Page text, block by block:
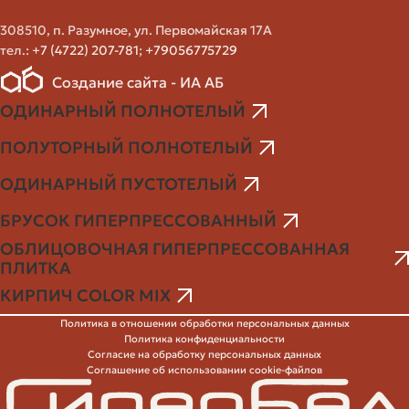
Клинкерный
кирпич
Очень высокая
прочность и
долговечность
Фасадные панели
(винил, металл)
Быстрый монтаж,
малый вес
Логистика и доставка в Якутск: чего
ожидать
308510, п. Разумное, ул. Первомайская 17А
тел.: +7 (4722) 207-781; +79056775729
Создание сайта - ИА АБ
ОДИНАРНЫЙ ПОЛНОТЕЛЫЙ
ПОЛУТОРНЫЙ ПОЛНОТЕЛЫЙ
ОДИНАРНЫЙ ПУСТОТЕЛЫЙ
БРУСОК ГИПЕРПРЕССОВАННЫЙ
ОБЛИЦОВОЧНАЯ ГИПЕРПРЕССОВАННАЯ
ПЛИТКА
КИРПИЧ COLOR MIX
Политика в отношении обработки персональных данных
Политика конфиденциальности
Согласие на обработку персональных данных
Соглашение об использовании cookie-файлов